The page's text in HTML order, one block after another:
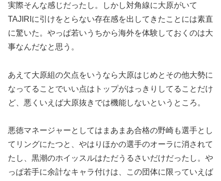
実際そんな感じだったし。しかし対角線に大原がいて
TAJIRIに引けをとらない存在感を出してきたことには素直
に驚いた。やっぱ若いうちから海外を体験しておくのは大
事なんだなと思う。
あえて大原組の欠点をいうなら大原はじめとその他大勢に
なってることでいい点はトップがはっきりしてることだけ
ど、悪くいえば大原抜きでは機能しないというところ。
悪徳マネージャーとしてはまあまあ合格の野崎も選手とし
てリングにたつと、やはりほかの選手のオーラに消されて
たし、黒潮のホイッスルはただうるさいだけだったし。や
っぱ若手に余計なキャラ付けは、この団体に限っていえば